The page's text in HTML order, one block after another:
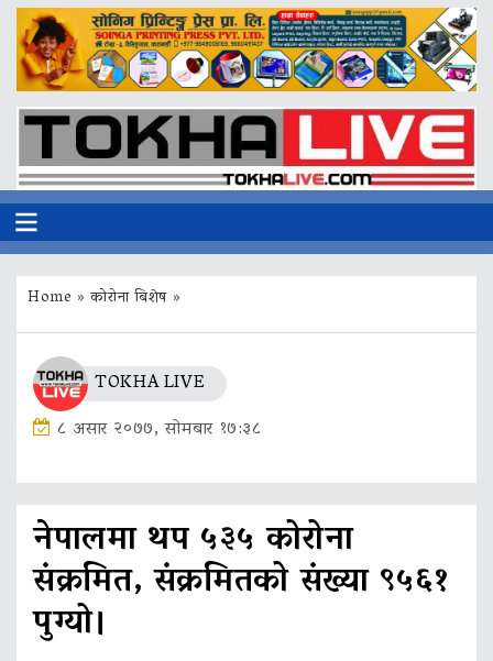
Home »कोरोना बिशेष»
TOKHA LIVE
८ असार २०७७, सोमबार १७:३८
नेपालमा थप ५३५ कोरोना
संक्रमित, संक्रमितको संख्या ९५६१
पुग्यो।